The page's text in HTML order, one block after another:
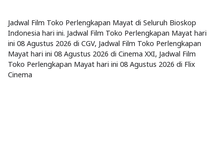
Jadwal Film Toko Perlengkapan Mayat di Seluruh Bioskop
Indonesia hari ini. Jadwal Film Toko Perlengkapan Mayat hari
ini 08 Agustus 2026 di CGV, Jadwal Film Toko Perlengkapan
Mayat hari ini 08 Agustus 2026 di Cinema XXI, Jadwal Film
Toko Perlengkapan Mayat hari ini 08 Agustus 2026 di Flix
Cinema